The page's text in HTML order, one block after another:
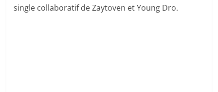
single collaboratif de Zaytoven et Young Dro.